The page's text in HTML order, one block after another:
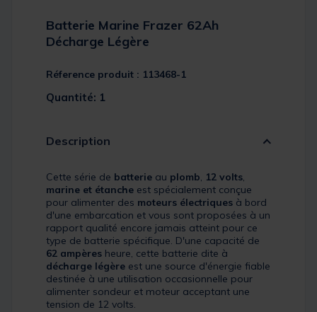
Batterie Marine Frazer 62Ah
Décharge Légère
Réference produit : 113468-1
Quantité: 1
Description
Cette série de batterie au plomb, 12 volts,
marine et étanche est spécialement conçue
pour alimenter des moteurs électriques à bord
d'une embarcation et vous sont proposées à un
rapport qualité encore jamais atteint pour ce
type de batterie spécifique. D'une capacité de
62 ampères heure, cette batterie dite à
décharge légère est une source d'énergie fiable
destinée à une utilisation occasionnelle pour
alimenter sondeur et moteur acceptant une
tension de 12 volts.